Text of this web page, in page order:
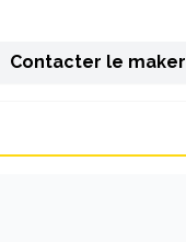
Contacter le maker